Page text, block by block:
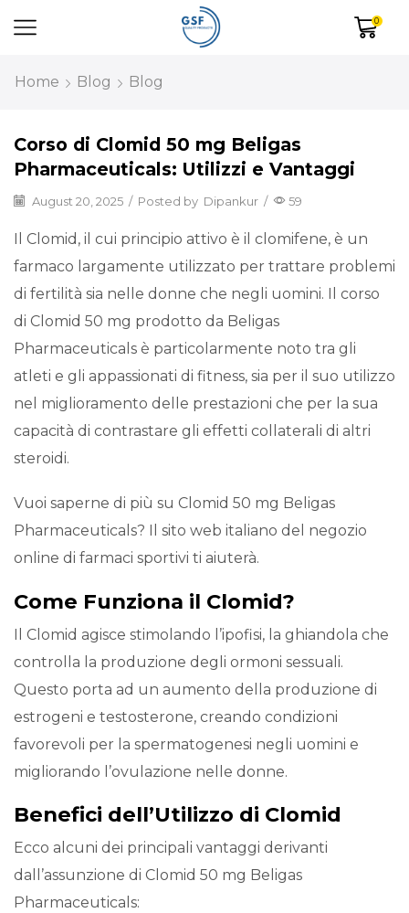
0
Home Blog Blog
Corso di Clomid 50 mg Beligas
Pharmaceuticals: Utilizzi e Vantaggi
August 20, 2025 / Posted by Dipankur / 59
Il Clomid, il cui principio attivo è il clomifene, è un
farmaco largamente utilizzato per trattare problemi
di fertilità sia nelle donne che negli uomini. Il corso
di Clomid 50 mg prodotto da Beligas
Pharmaceuticals è particolarmente noto tra gli
atleti e gli appassionati di fitness, sia per il suo utilizzo
nel miglioramento delle prestazioni che per la sua
capacità di contrastare gli effetti collaterali di altri
steroidi.
Vuoi saperne di più su Clomid 50 mg Beligas
Pharmaceuticals? Il sito web italiano del negozio
online di farmaci sportivi ti aiuterà.
Come Funziona il Clomid?
Il Clomid agisce stimolando l’ipofisi, la ghiandola che
controlla la produzione degli ormoni sessuali.
Questo porta ad un aumento della produzione di
estrogeni e testosterone, creando condizioni
favorevoli per la spermatogenesi negli uomini e
migliorando l’ovulazione nelle donne.
Benefici dell’Utilizzo di Clomid
Ecco alcuni dei principali vantaggi derivanti
dall’assunzione di Clomid 50 mg Beligas
Pharmaceuticals: